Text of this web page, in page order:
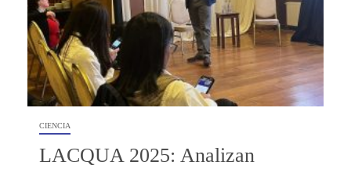
CIENCIA
LACQUA 2025: Analizan